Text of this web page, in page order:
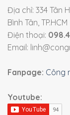
Địa chỉ: 334 Tân
Bình Tân, TP.HCM
Điện thoại:
Email:
Fanpage: Công
Youtube: